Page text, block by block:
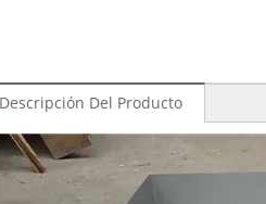
Descripción Del Producto